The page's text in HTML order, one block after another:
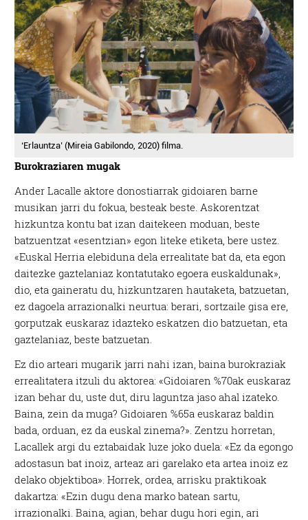
‘Erlauntza’ (Mireia Gabilondo, 2020) filma.
Burokraziaren mugak
Ander Lacalle aktore donostiarrak gidoiaren barne
musikan jarri du fokua, besteak beste. Askorentzat
hizkuntza kontu bat izan daitekeen moduan, beste
batzuentzat «esentzian» egon liteke etiketa, bere ustez.
«Euskal Herria elebiduna dela errealitate bat da, eta egon
daitezke gaztelaniaz kontatutako egoera euskaldunak»,
dio, eta gaineratu du, hizkuntzaren hautaketa, batzuetan,
ez dagoela arrazionalki neurtua: berari, sortzaile gisa ere,
gorputzak euskaraz idazteko eskatzen dio batzuetan, eta
gaztelaniaz, beste batzuetan.
Ez dio arteari mugarik jarri nahi izan, baina burokraziak
errealitatera itzuli du aktorea: «Gidoiaren %70ak euskaraz
izan behar du, uste dut, diru laguntza jaso ahal izateko.
Baina, zein da muga? Gidoiaren %65a euskaraz baldin
bada, orduan, ez da euskal zinema?». Zentzu horretan,
Lacallek argi du eztabaidak luze joko duela: «Ez da egongo
adostasun bat inoiz, arteaz ari garelako eta artea inoiz ez
delako objektiboa». Horrek, ordea, arrisku praktikoak
dakartza: «Ezin dugu dena marko batean sartu,
irrazionalki. Baina, agian, behar dugu hori egin, ari